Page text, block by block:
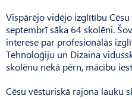
Vispārējo vidējo izglītību Cēsu
septembrī sāka 64 skolēni.
interese par profesionālās
Tehno­loģiju un Dizaina
skolēnu nekā pērn, mācību
Cēsu vēsturiskā rajona lauku